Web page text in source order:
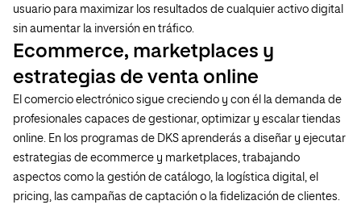
usuario para maximizar los resultados de cualquier activo digital
sin aumentar la inversión en tráfico.
Ecommerce, marketplaces y
estrategias de venta online
El comercio electrónico sigue creciendo y con él la demanda de
profesionales capaces de gestionar, optimizar y escalar tiendas
online. En los programas de DKS aprenderás a diseñar y ejecutar
estrategias de ecommerce y marketplaces, trabajando
aspectos como la gestión de catálogo, la logística digital, el
pricing, las campañas de captación o la fidelización de clientes.